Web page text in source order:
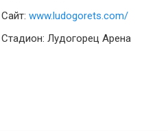
Сайт: www.ludogorets.com/
Стадион: Лудогорец Арена